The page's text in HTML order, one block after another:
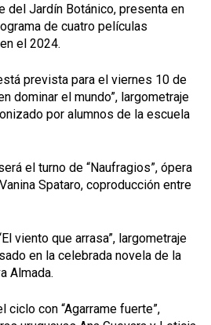
del Jardín Botánico, presenta en
de cuatro películas
el 2024.
prevista para el viernes 10 de
dominar el mundo”, largometraje
por alumnos de la escuela
el turno de “Naufragios”, ópera
Spataro, coproducción entre
viento que arrasa”, largometraje
en la celebrada novela de la
Almada.
ciclo con “Agarrame fuerte”,